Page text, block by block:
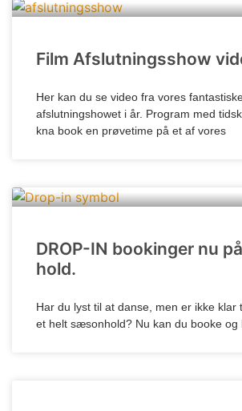
Film Afslutningsshow
Her kan du se video fra vores
afslutningshowet i år. Program med
kna book en prøvetime på et af vores
DROP-IN bookinger nu
hold.
Har du lyst til at danse, men er ikke klar
et helt sæsonhold? Nu kan du booke og